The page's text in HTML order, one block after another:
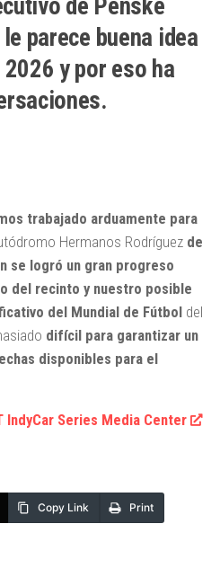
de Penske
parece buena idea
y por eso ha
trabajado arduamente para
Hermanos Rodríguez de
se logró un gran progreso
del recinto y nuestro posible
del Mundial de Fútbol del
difícil para garantizar un
disponibles para el
IndyCar Series Media Center
Copy Link Print